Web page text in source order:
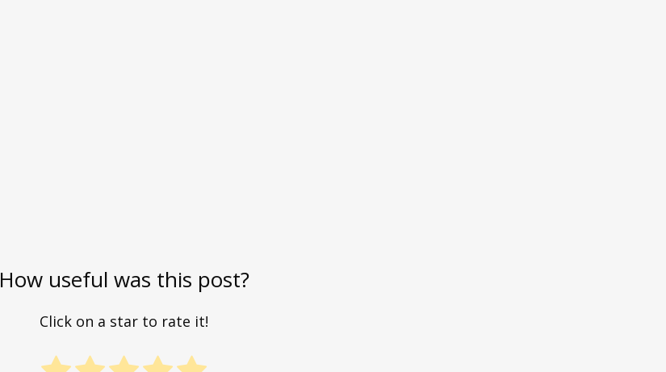
How useful was this post?
Click on a star to rate it!